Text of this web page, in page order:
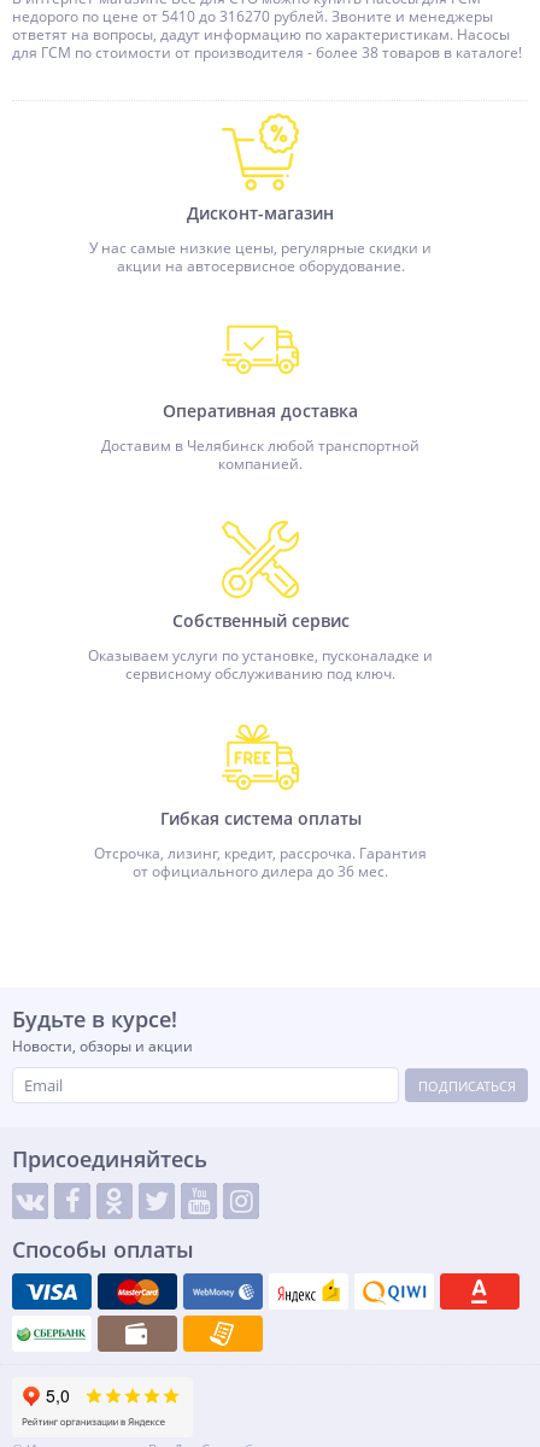
недорого по цене от 5410 до 316270 рублей. Звоните и менеджеры
ответят на вопросы, дадут информацию по характеристикам. Насосы
для ГСМ по стоимости от производителя - более 38 товаров в каталоге!
Дисконт-магазин
У нас самые низкие цены, регулярные скидки и
акции на автосервисное оборудование.
Оперативная доставка
Доставим в Челябинск любой транспортной
компанией.
Собственный сервис
Оказываем услуги по установке, пусконаладке и
сервисному обслуживанию под ключ.
Гибкая система оплаты
Отсрочка, лизинг, кредит, рассрочка. Гарантия
от официального дилера до 36 мес.
Будьте в курсе!
Новости, обзоры и акции
ПОДПИСАТЬСЯ
Присоединяйтесь
Способы оплаты